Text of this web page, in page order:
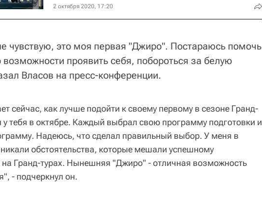
2 октября 2020, 17:20
чувствую, это моя первая "Джиро". Постараюсь помочь
проявить себя, побороться за белую
Власов на пресс-конференции.
сейчас, как лучше подойти к своему первому в сезоне Гранд-
у тебя в октябре. Каждый выбрал свою программу подготовки и
Надеюсь, что сделал правильный выбор. У меня в
обстоятельства, которые мешали успешному
Гранд-турах. Нынешняя "Джиро" - отличная возможность
- подчеркнул он.